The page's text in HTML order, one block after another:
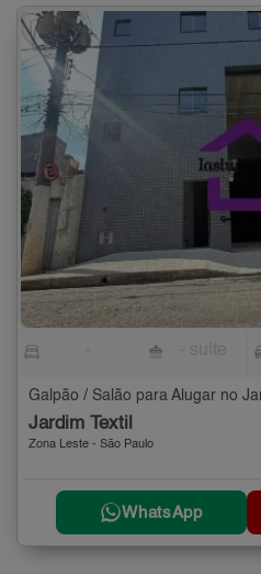
Galpão / Salão para Alugar no
Jardim Textil
Zona Leste - São Paulo
WhatsApp